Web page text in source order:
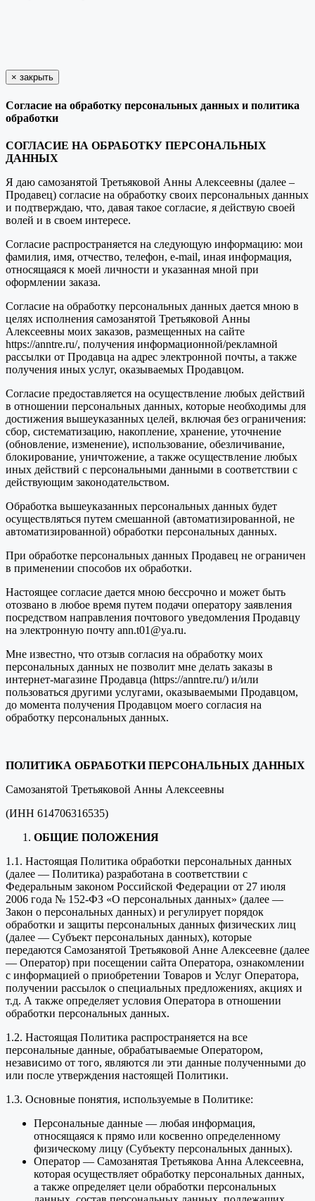
× закрыть
Согласие на обработку персональных данных и политика
обработки
СОГЛАСИЕ НА ОБРАБОТКУ ПЕРСОНАЛЬНЫХ
ДАННЫХ
Я даю самозанятой Третьяковой Анны Алексеевны (далее –
Продавец) согласие на обработку своих персональных данных
и подтверждаю, что, давая такое согласие, я действую своей
волей и в своем интересе.
Согласие распространяется на следующую информацию: мои
фамилия, имя, отчество, телефон, e-mail, иная информация,
относящаяся к моей личности и указанная мной при
оформлении заказа.
Согласие на обработку персональных данных дается мною в
целях исполнения самозанятой Третьяковой Анны
Алексеевны моих заказов, размещенных на сайте
https://anntre.ru/, получения информационной/рекламной
рассылки от Продавца на адрес электронной почты, а также
получения иных услуг, оказываемых Продавцом.
Согласие предоставляется на осуществление любых действий
в отношении персональных данных, которые необходимы для
достижения вышеуказанных целей, включая без ограничения:
сбор, систематизацию, накопление, хранение, уточнение
(обновление, изменение), использование, обезличивание,
блокирование, уничтожение, а также осуществление любых
иных действий с персональными данными в соответствии с
действующим законодательством.
Обработка вышеуказанных персональных данных будет
осуществляться путем смешанной (автоматизированной, не
автоматизированной) обработки персональных данных.
При обработке персональных данных Продавец не ограничен
в применении способов их обработки.
Настоящее согласие дается мною бессрочно и может быть
отозвано в любое время путем подачи оператору заявления
посредством направления почтового уведомления Продавцу
на электронную почту ann.t01@ya.ru.
Мне известно, что отзыв согласия на обработку моих
персональных данных не позволит мне делать заказы в
интернет-магазине Продавца (https://anntre.ru/) и/или
пользоваться другими услугами, оказываемыми Продавцом,
до момента получения Продавцом моего согласия на
обработку персональных данных.
ПОЛИТИКА ОБРАБОТКИ ПЕРСОНАЛЬНЫХ ДАННЫХ
Самозанятой Третьяковой Анны Алексеевны
(ИНН 614706316535)
ОБЩИЕ ПОЛОЖЕНИЯ
1.1. Настоящая Политика обработки персональных данных
(далее — Политика) разработана в соответствии с
Федеральным законом Российской Федерации от 27 июля
2006 года № 152-ФЗ «О персональных данных» (далее —
Закон о персональных данных) и регулирует порядок
обработки и защиты персональных данных физических лиц
(далее — Субъект персональных данных), которые
передаются Самозанятой Третьяковой Анне Алексеевне (далее
— Оператор) при посещении сайта Оператора, ознакомлении
с информацией о приобретении Товаров и Услуг Оператора,
получении рассылок о специальных предложениях, акциях и
т.д. А также определяет условия Оператора в отношении
обработки персональных данных.
1.2. Настоящая Политика распространяется на все
персональные данные, обрабатываемые Оператором,
независимо от того, являются ли эти данные полученными до
или после утверждения настоящей Политики.
1.3. Основные понятия, используемые в Политике:
Персональные данные — любая информация,
относящаяся к прямо или косвенно определенному
физическому лицу (Субъекту персональных данных).
Оператор — Самозанятая Третьякова Анна Алексеевна,
которая осуществляет обработку персональных данных,
а также определяет цели обработки персональных